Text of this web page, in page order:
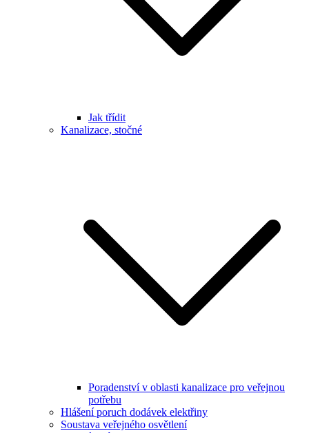
Jak třídit
Kanalizace, stočné
Poradenství v oblasti kanalizace pro veřejnou
potřebu
Hlášení poruch dodávek elektřiny
Soustava veřejného osvětlení